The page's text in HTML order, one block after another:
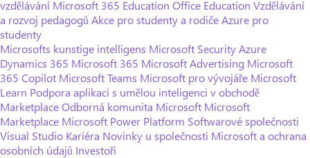
vzdělávání Microsoft 365 Education Office Education Vzdělávání
a rozvoj pedagogů Akce pro studenty a rodičeAzure pro
studenty
Microsofts kunstige intelligens Microsoft SecurityAzure
Dynamics 365 Microsoft 365 Microsoft Advertising Microsoft
365 Copilot Microsoft Teams Microsoft pro vývojáře Microsoft
Learn Podpora aplikací s umělou inteligenci v obchodě
MarketplaceOdborná komunita Microsoft Microsoft
Marketplace Microsoft Power Platform Softwarové společnosti
Visual Studio Kariéra Novinky u společnosti Microsoft a ochrana
osobních údajů Investoři